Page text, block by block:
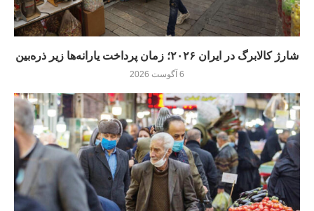
شارژ کالابرگ در ایران ۲۰۲۶؛ زمان پرداخت یارانه‌ها زیر ذره‌بین
6 آگوست 2026